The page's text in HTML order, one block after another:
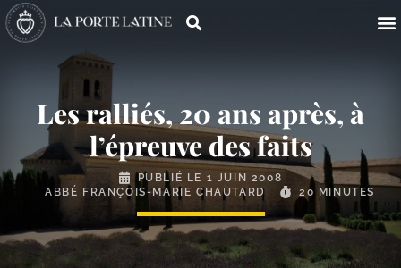
Les ralliés, 20 ans après, à
l’épreuve des faits
PUBLIÉ LE 1 JUIN 2008
ABBÉ FRANÇOIS-MARIE CHAUTARD
20 MINUTES